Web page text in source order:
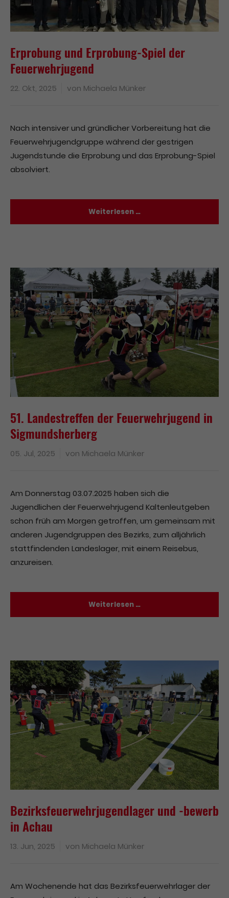
Erprobung und Erprobung-Spiel der
Feuerwehrjugend
22. Okt, 2025 von Michaela Münker
Nach intensiver und gründlicher Vorbereitung hat die
Feuerwehrjugendgruppe während der gestrigen
Jugendstunde die Erprobung und das Erprobung-Spiel
absolviert.
Weiterlesen …
51. Landestreffen der Feuerwehrjugend in
Sigmundsherberg
05. Jul, 2025 von Michaela Münker
Am Donnerstag 03.07.2025 haben sich die
Jugendlichen der Feuerwehrjugend Kaltenleutgeben
schon früh am Morgen getroffen, um gemeinsam mit
anderen Jugendgruppen des Bezirks, zum alljährlich
stattfindenden Landeslager, mit einem Reisebus,
anzureisen.
Weiterlesen …
Bezirksfeuerwehrjugendlager und -bewerb
in Achau
13. Jun, 2025 von Michaela Münker
Am Wochenende hat das Bezirksfeuerwehrlager der